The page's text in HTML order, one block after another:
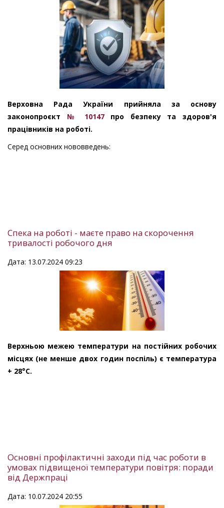
Верховна Рада України прийняла за основу
законопроєкт № 10147про безпеку та здоров'я
працівників на роботі.
Серед основних нововведень:
Спека на роботі - маєте право на скорочення
тривалості робочого дня
Дата: 13.07.2024 09:23
Верхньою межею температури на постійних робочих
місцях (не менше двох годин поспіль) є температура
+ 28°C.
Основні профілактичні заходи під час роботи в
умовах підвищеної температури повітря: поради
від Держпраці
Дата: 10.07.2024 20:55